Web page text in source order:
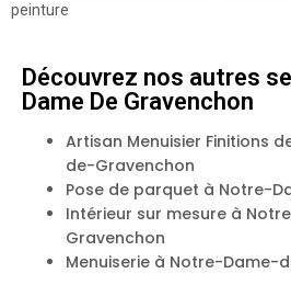
peinture
Découvrez nos autres
Dame De Gravenchon
Artisan Menuisier Finitions
de-Gravenchon
Pose de parquet à Notre-
Intérieur sur mesure à
Gravenchon
Menuiserie à Notre-Dame-